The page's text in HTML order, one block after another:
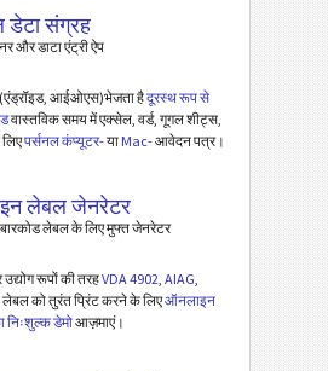
डेटा संग्रह
और डाटा एंट्री ऐप
आईओएस)भेजता हैदूरस्थ रूप से
वास्तविक समय में एक्सेल, वर्ड, गूगल शीट्स,
पर्सनल कंप्यूटर-या Mac-आवेदन पत्र।
लेबल जेनरेटर
लेबल के लिए मुफ्त जेनरेटर
रूपों की तरहVDA 4902 AIAG
को तुरंत प्रिंट करने के लिएऑनलाइन
निःशुल्क डेमोआज़माएं।